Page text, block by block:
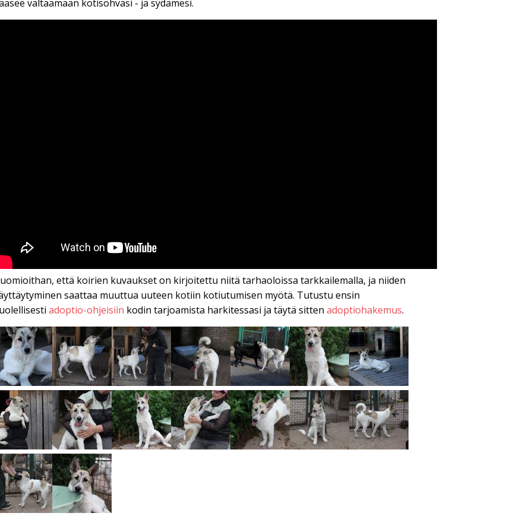
valtaamaan kotisohvasi - ja sydämesi.
että koirien kuvaukset on kirjoitettu niitä tarhaoloissa tarkkailemalla, ja niiden
saattaa muuttua uuteen kotiin kotiutumisen myötä. Tutustu ensin
adoptio-ohjeisiin kodin tarjoamista harkitessasi ja täytä sittenadoptiohakemus.